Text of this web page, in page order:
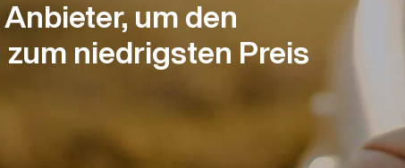
um den
niedrigsten Preis